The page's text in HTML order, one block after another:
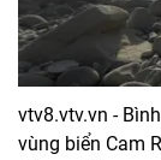
vtv8.vtv.vn -
vùng biển Cam